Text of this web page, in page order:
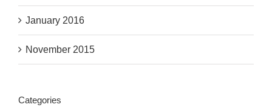
January 2016
November 2015
Categories